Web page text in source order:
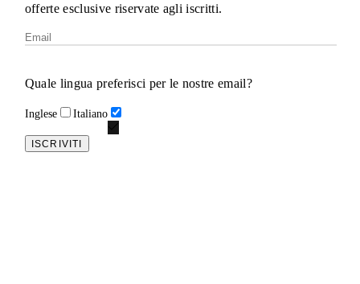
offerte esclusive riservate agli iscritti.
Quale lingua preferisci per le nostre email?
Inglese Italiano
ISCRIVITI